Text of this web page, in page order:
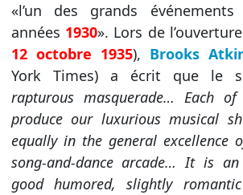
«l’un des grands
années 1930». Lors de
12 octobre 1935), Brooks
York Times) a écrit que le
rapturous masquerade… Each
produce our luxurious musical
equally in the general excellence
song-and-dance arcade… It is
good humored, slightly